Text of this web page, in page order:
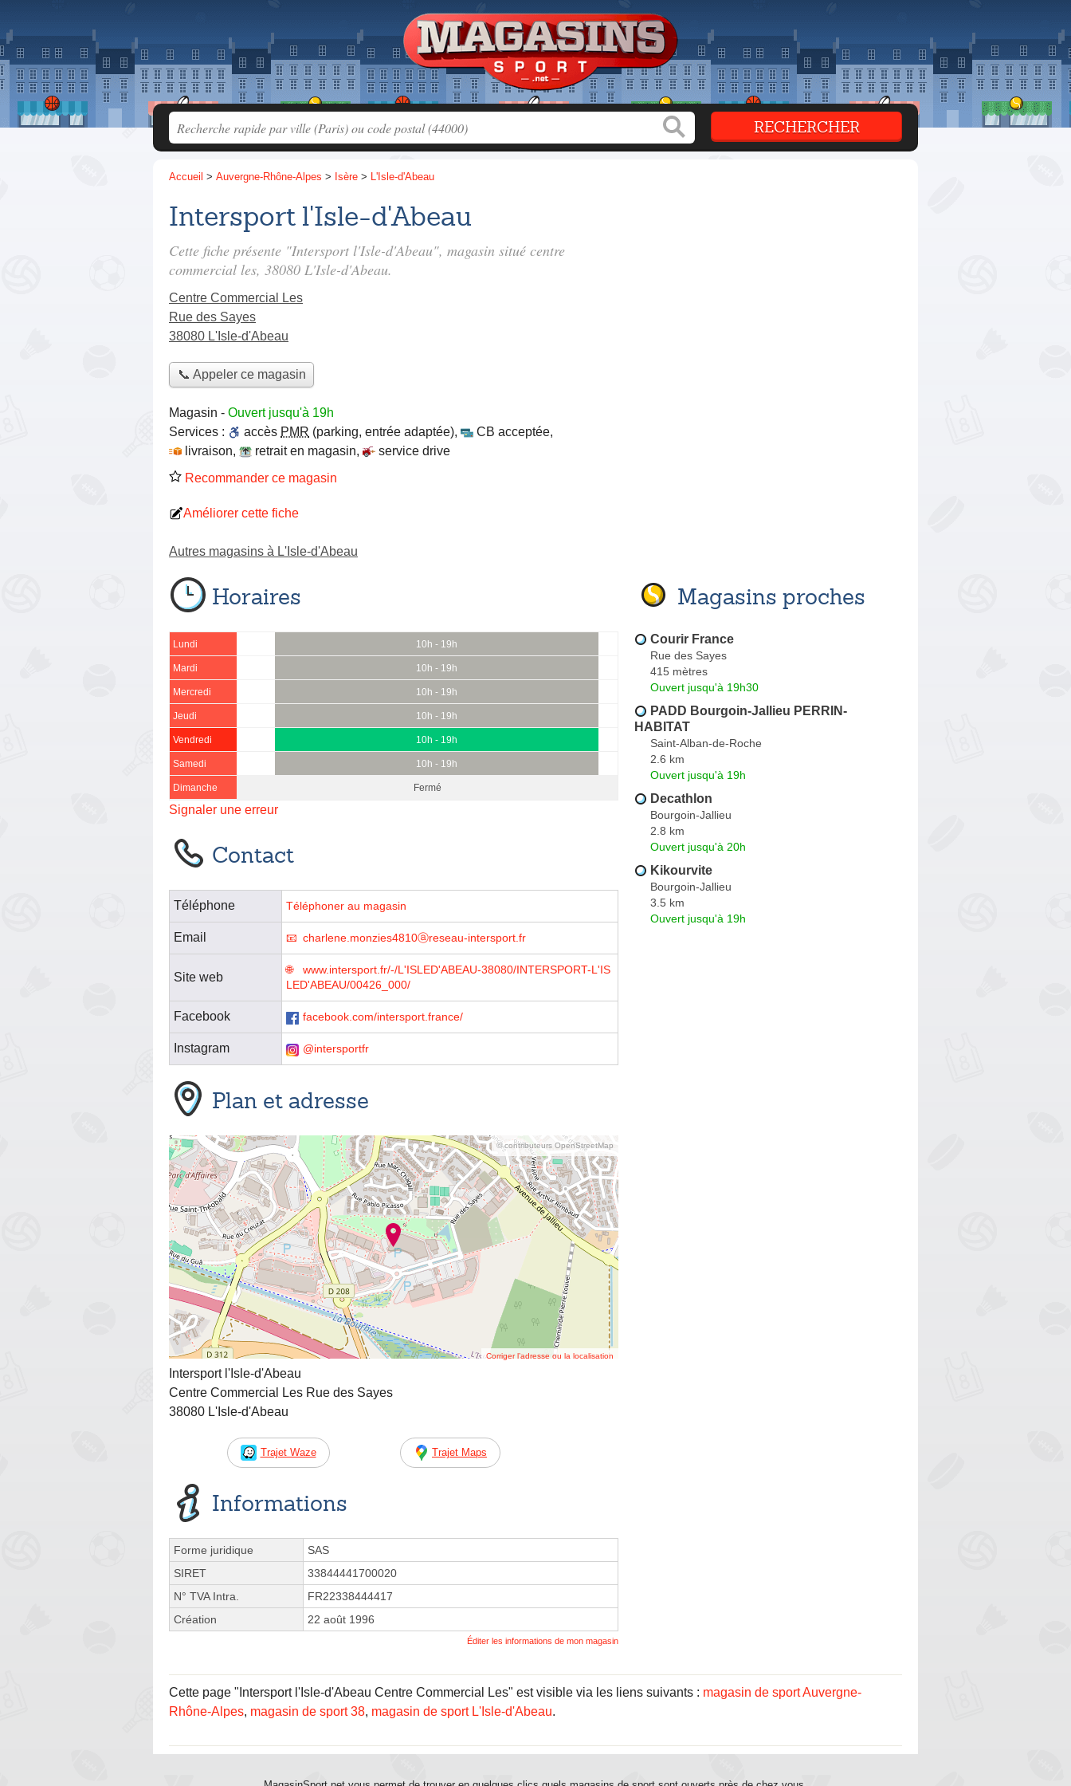
Accueil > Auvergne-Rhône-Alpes > Isère > L'Isle-d'Abeau
Intersport l'Isle-d'Abeau
Cette fiche présente "Intersport l'Isle-d'Abeau", magasin situé centre
commercial les, 38080 L'Isle-d'Abeau.
Centre Commercial Les
Rue des Sayes
38080 L'Isle-d'Abeau
📞 Appeler ce magasin
Magasin - Ouvert jusqu'à 19h
Services :
accès PMR (parking, entrée adaptée), CB acceptée,
livraison, retrait en magasin,
service drive
Recommander ce magasin
Améliorer cette fiche
Autres magasins à L'Isle-d'Abeau
Horaires
Lundi 10h - 19h
Mardi 10h - 19h
Mercredi 10h - 19h
Jeudi 10h - 19h
Vendredi 10h - 19h
Samedi 10h - 19h
Dimanche Fermé
Signaler une erreur
Contact
Téléphone Téléphoner au magasin
Email charlene.monzies4810ⓐreseau-intersport.fr
Site web
www.intersport.fr/-/L'ISLED'ABEAU-38080/INTERSPORT-L'IS
LED'ABEAU/00426_000/
Facebook facebook.com/intersport.france/
Instagram @intersportfr
Plan et adresse
© contributeurs OpenStreetMap
Corriger l’adresse ou la localisation
Intersport l'Isle-d'Abeau
Centre Commercial Les Rue des Sayes
38080 L'Isle-d'Abeau
Trajet Waze Trajet Maps
Informations
Forme juridique
SAS
SIRET
33844441700020
N° TVA Intra.
FR22338444417
Création
22 août 1996
Éditer les informations de mon magasin
Magasins proches
Courir France
Rue des Sayes
415 mètres
Ouvert jusqu'à 19h30
PADD Bourgoin-Jallieu PERRIN-
HABITAT
Saint-Alban-de-Roche
2.6 km
Ouvert jusqu'à 19h
Decathlon
Bourgoin-Jallieu
2.8 km
Ouvert jusqu'à 20h
Kikourvite
Bourgoin-Jallieu
3.5 km
Ouvert jusqu'à 19h
Cette page "Intersport l'Isle-d'Abeau Centre Commercial Les" est visible via les liens suivants : magasin de sport Auvergne-
Rhône-Alpes, magasin de sport 38, magasin de sport L'Isle-d'Abeau.